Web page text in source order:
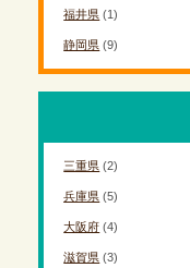
福井県 (1)
静岡県 (9)
三重県 (2)
兵庫県 (5)
大阪府 (4)
滋賀県 (3)